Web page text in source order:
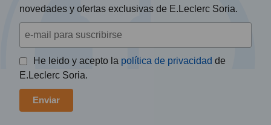
novedades y ofertas exclusivas de E.Leclerc Soria.
He leido y acepto la política de privacidad de
E.Leclerc Soria.